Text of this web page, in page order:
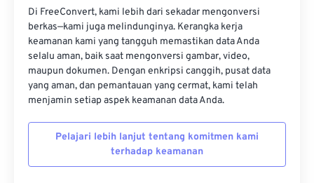
berkas Adobe Digital Negative Raw Image (DNG),
Tagged Image File Format (PEF ke TIFF), JPG (
PEF ke JPEG), atau Portable Network Graphics (
PEF ke PNG).
Dikembangkan oleh: Ricoh Imaging Company, LTD.
Rilis Awal:Mei 2006
Di FreeConvert, kami lebih dari sekadar mengonversi
berkas—kami juga melindunginya. Kerangka kerja
keamanan kami yang tangguh memastikan data Anda
selalu aman, baik saat mengonversi gambar, video,
maupun dokumen. Dengan enkripsi canggih, pusat data
yang aman, dan pemantauan yang cermat, kami telah
menjamin setiap aspek keamanan data Anda.
Pelajari lebih lanjut tentang komitmen kami
terhadap keamanan